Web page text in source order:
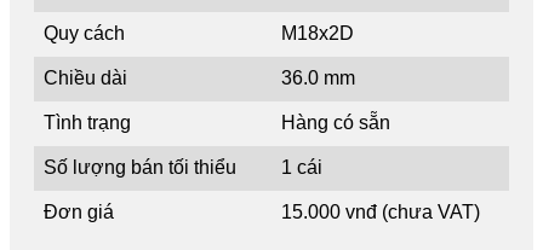
Quy cách M18x2D
Chiều dài 36.0 mm
Tình trạng Hàng có sẵn
Số lượng bán tối thiểu 1 cái
Đơn giá 15.000 vnđ (chưa VAT)